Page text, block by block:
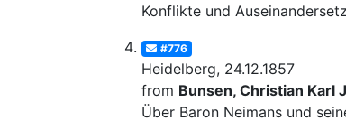
Konflikte und
#776
Heidelberg, 24.12.1857
from Bunsen, Christian Karl
Über Baron Neimans und